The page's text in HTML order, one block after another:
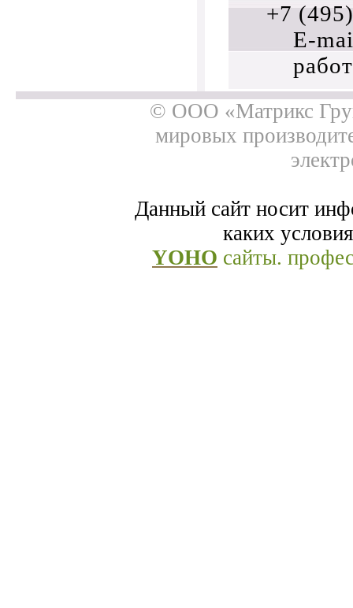
+7
E-
© ООО «Матрикс
мировых
Данный сайт носит
каких
YOHO сайты.